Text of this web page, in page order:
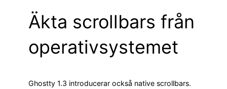
Äkta scrollbars från
operativsystemet
Ghostty 1.3 introducerar också native scrollbars.